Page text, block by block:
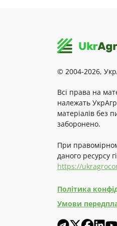
© 2004-2026,
Всі права на
належать
матеріалів без
заборонено.
При
даного ресурсу
https://
Політика
Умови